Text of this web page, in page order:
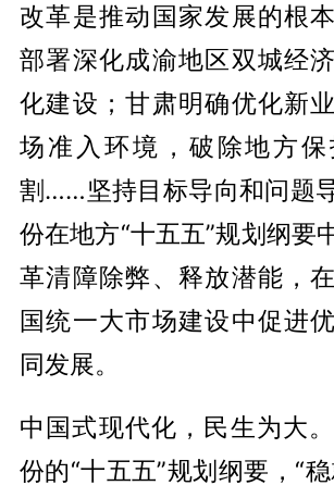
改革是推动国家发展的根
部署深化成渝地区双城经
化建设；甘肃明确优化新
场准入环境，破除地方
割……坚持目标导向和问题
份在地方“十五五”规划纲要
革清障除弊、释放潜能，
国统一大市场建设中促进
同发展。
中国式现代化，民生为大
份的“十五五”规划纲要，“